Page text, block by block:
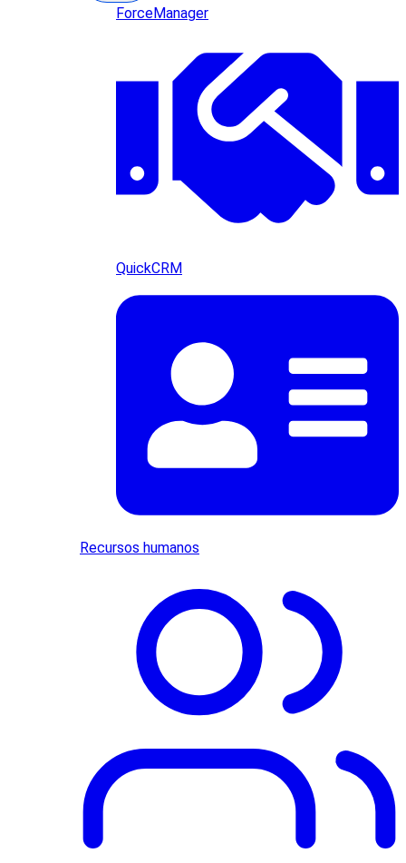
ForceManager
QuickCRM
Recursos humanos